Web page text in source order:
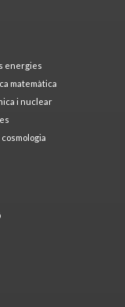
energies
matemàtica
i nuclear